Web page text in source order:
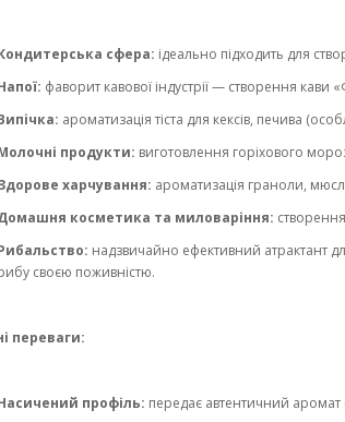
сфера: ідеально підходить для
фаворит кавової індустрії — створення кави
ароматизація тіста для кексів, печива
продукти: виготовлення горіхового
харчування: ароматизація граноли,
косметика та миловаріння:
надзвичайно ефективний атрактант
своєю поживністю.
переваги:
профіль: передає автентичний